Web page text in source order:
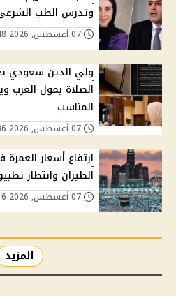
وتدرس الطب الشرعي
ولي الدين سعودي
الصلاة بمول العرب
المناسب
ارتفاع أسعار
الطيران وانتظار
المزيد